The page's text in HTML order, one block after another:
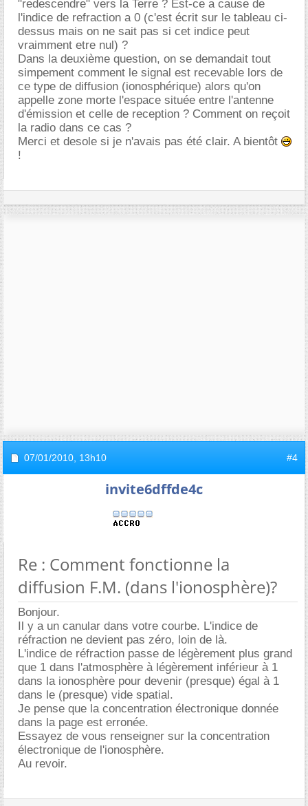
"redescendre" vers la Terre ? Est-ce a cause de
l'indice de refraction a 0 (c'est écrit sur le tableau ci-
dessus mais on ne sait pas si cet indice peut
vraimment etre nul) ?
Dans la deuxième question, on se demandait tout
simpement comment le signal est recevable lors de
ce type de diffusion (ionosphérique) alors qu'on
appelle zone morte l'espace située entre l'antenne
d'émission et celle de reception ? Comment on reçoit
la radio dans ce cas ?
Merci et desole si je n'avais pas été clair. A bientôt
!
07/01/2010, 13h10 #4
invite6dffde4c
Re : Comment fonctionne la
diffusion F.M. (dans l'ionosphère)?
Bonjour.
Il y a un canular dans votre courbe. L'indice de
réfraction ne devient pas zéro, loin de là.
L'indice de réfraction passe de légèrement plus grand
que 1 dans l'atmosphère à légèrement inférieur à 1
dans la ionosphère pour devenir (presque) égal à 1
dans le (presque) vide spatial.
Je pense que la concentration électronique donnée
dans la page est erronée.
Essayez de vous renseigner sur la concentration
électronique de l'ionosphère.
Au revoir.